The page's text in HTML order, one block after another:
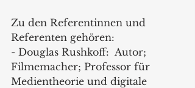
Zu den Referentinnen und
Referenten gehören:
- Douglas Rushkoff:  Autor;
Filmemacher; Professor für
Medientheorie und digitale